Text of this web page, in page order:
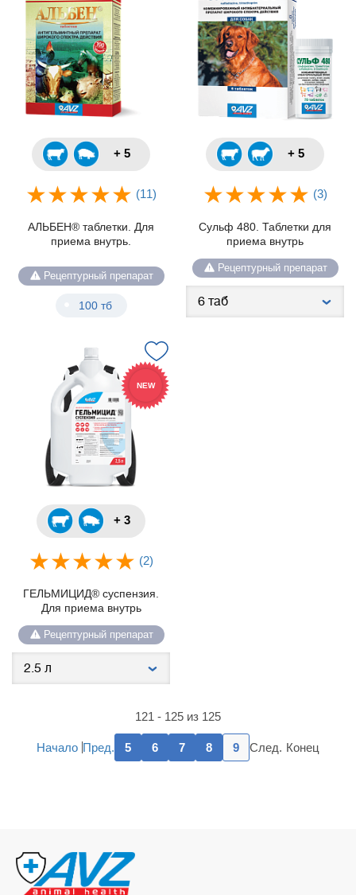
+ 5
(11)
АЛЬБЕН® таблетки. Для
приема внутрь.
Рецептурный препарат
100 тб
+ 5
(3)
Сульф 480. Таблетки для
приема внутрь
Рецептурный препарат
NEW
+ 3
(2)
ГЕЛЬМИЦИД® суспензия.
Для приема внутрь
Рецептурный препарат
121 - 125 из 125
Начало Пред. 5 6 7 8 9 След. Конец